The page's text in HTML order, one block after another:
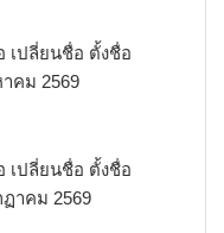
เปลี่ยนชื่อ ตั้งชื่อ
คม 2569
เปลี่ยนชื่อ ตั้งชื่อ
าคม 2569